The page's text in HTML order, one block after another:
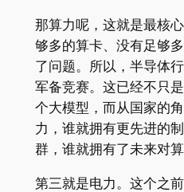
那算力呢，这就是最核
够多的算卡、没有足够
了问题。所以，半导体
军备竞赛。这已经不只
个大模型，而从国家的
力，谁就拥有更先进的
群，谁就拥有了未来对算
第三就是电力。这个之